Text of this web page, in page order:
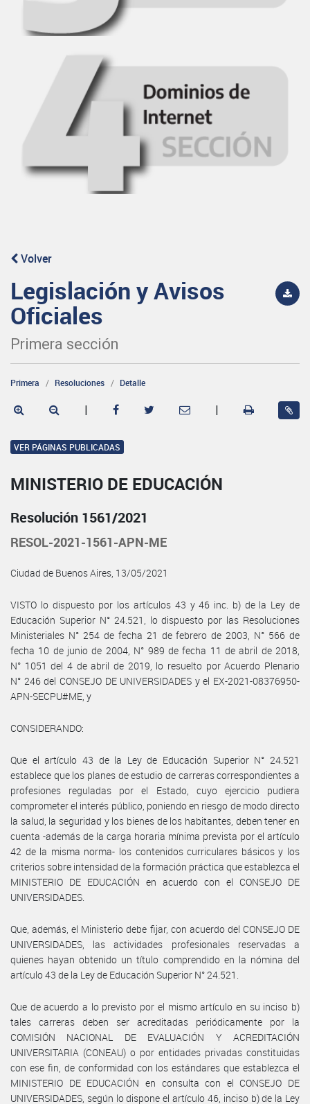
Volver
Legislación y Avisos
Oficiales
Primera sección
Primera Resoluciones Detalle
| |
VER PÁGINAS PUBLICADAS
MINISTERIO DE EDUCACIÓN
Resolución 1561/2021
RESOL-2021-1561-APN-ME
Ciudad de Buenos Aires, 13/05/2021
VISTO lo dispuesto por los artículos 43 y 46 inc. b) de la Ley de
Educación Superior N° 24.521, lo dispuesto por las Resoluciones
Ministeriales N° 254 de fecha 21 de febrero de 2003, N° 566 de
fecha 10 de junio de 2004, N° 989 de fecha 11 de abril de 2018,
N° 1051 del 4 de abril de 2019, lo resuelto por Acuerdo Plenario
N° 246 del CONSEJO DE UNIVERSIDADES y el EX-2021-08376950-
APN-SECPU#ME, y
CONSIDERANDO:
Que el artículo 43 de la Ley de Educación Superior N° 24.521
establece que los planes de estudio de carreras correspondientes a
profesiones reguladas por el Estado, cuyo ejercicio pudiera
comprometer el interés público, poniendo en riesgo de modo directo
la salud, la seguridad y los bienes de los habitantes, deben tener en
cuenta -además de la carga horaria mínima prevista por el artículo
42 de la misma norma- los contenidos curriculares básicos y los
criterios sobre intensidad de la formación práctica que establezca el
MINISTERIO DE EDUCACIÓN en acuerdo con el CONSEJO DE
UNIVERSIDADES.
Que, además, el Ministerio debe fijar, con acuerdo del CONSEJO DE
UNIVERSIDADES, las actividades profesionales reservadas a
quienes hayan obtenido un título comprendido en la nómina del
artículo 43 de la Ley de Educación Superior N° 24.521.
Que de acuerdo a lo previsto por el mismo artículo en su inciso b)
tales carreras deben ser acreditadas periódicamente por la
COMISIÓN NACIONAL DE EVALUACIÓN Y ACREDITACIÓN
UNIVERSITARIA (CONEAU) o por entidades privadas constituidas
con ese fin, de conformidad con los estándares que establezca el
MINISTERIO DE EDUCACIÓN en consulta con el CONSEJO DE
UNIVERSIDADES, según lo dispone el artículo 46, inciso b) de la Ley